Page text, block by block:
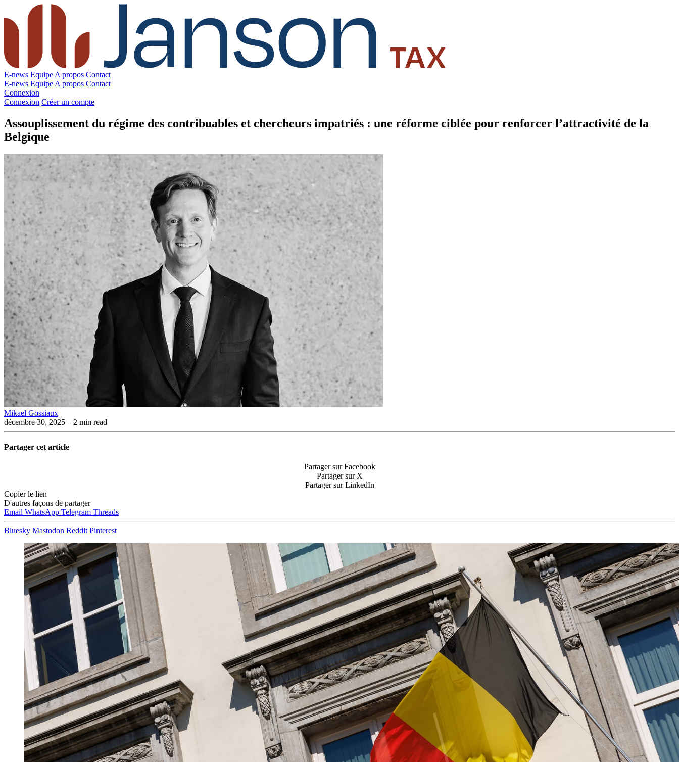
E-news Equipe A propos Contact
E-news Equipe A propos Contact
Connexion
Connexion Créer un compte
Assouplissement du régime des contribuables et chercheurs impatriés : une réforme ciblée pour renforcer l’attractivité de la
Belgique
Mikael Gossiaux
décembre 30, 2025 – 2 min read
Partager cet article
Partager sur Facebook
Partager sur X
Partager sur LinkedIn
Copier le lien
D'autres façons de partager
Email WhatsApp Telegram Threads
Bluesky Mastodon Reddit Pinterest